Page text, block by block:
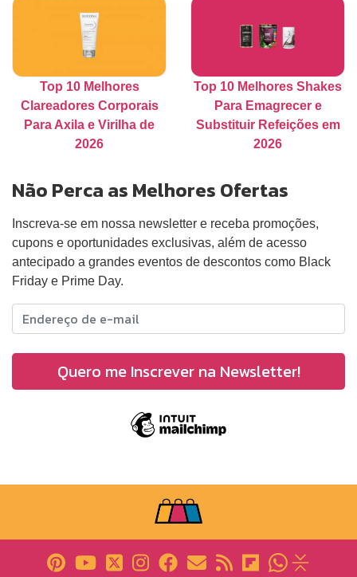
Top 10 Melhores
Clareadores Corporais
Para Axila e Virilha de
2026
Top 10 Melhores Shakes
Para Emagrecer e
Substituir Refeições em
2026
Não Perca as Melhores Ofertas
Inscreva-se em nossa newsletter e receba promoções,
cupons e oportunidades exclusivas, além de acesso
antecipado a grandes eventos de descontos como Black
Friday e Prime Day.